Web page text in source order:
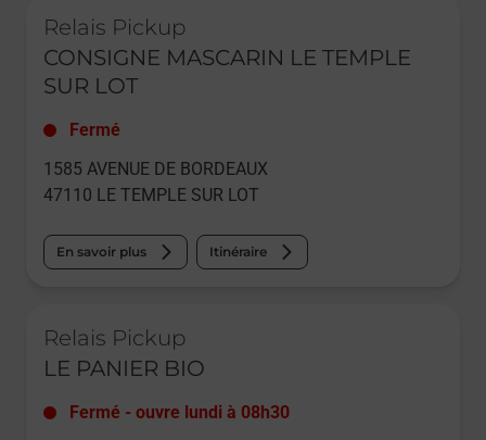
Relais Pickup
CONSIGNE MASCARIN LE TEMPLE
SUR LOT
Fermé
1585 AVENUE DE BORDEAUX
47110 LE TEMPLE SUR LOT
En savoir plus Itinéraire
Relais Pickup
LE PANIER BIO
Fermé - ouvre lundi à 08h30